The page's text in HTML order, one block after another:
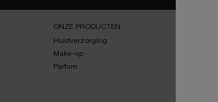
ONZE PRODUCTEN
Huidverzorging
Make-up
Parfum